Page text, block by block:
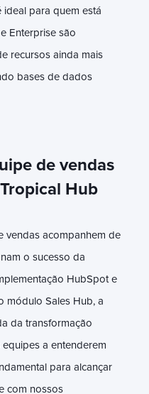
ideal para quem está
Enterprise são
recursos ainda mais
bases de dados
de vendas
Hub
vendas acompanhem de
o sucesso da
HubSpot e
módulo Sales Hub, a
da transformação
a entenderem
para alcançar
com nossos